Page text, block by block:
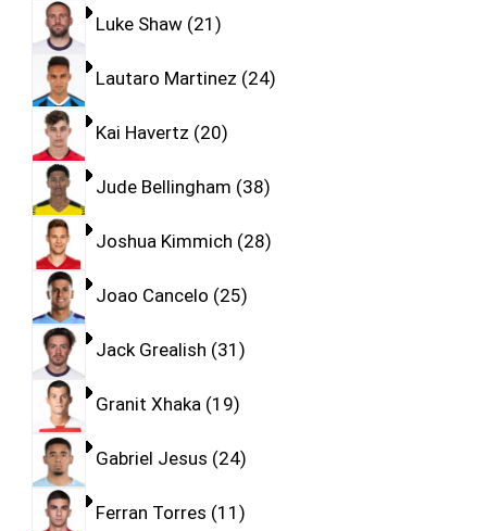
Luke Shaw 21
Lautaro Martinez 24
Kai Havertz 20
Jude Bellingham 38
Joshua Kimmich 28
Joao Cancelo 25
Jack Grealish 31
Granit Xhaka 19
Gabriel Jesus 24
Ferran Torres 11